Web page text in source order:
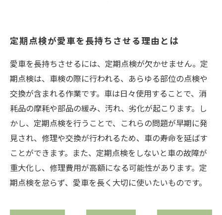
定期点検が愛車を長持ちさせる理由とは
愛車を長持ちさせるには、定期点検が欠かせません。定
期点検は、車検の際に行われる、あらゆる部位の点検や
交換が含まれる作業です。車は日々使用することで、消
耗品の摩耗や部品の緩み、汚れ、劣化が起こります。し
かし、定期点検を行うことで、これらの問題が早期に発
見され、修理や交換が行われるため、車の寿命を延ばす
ことができます。また、定期点検をしないと車の故障が
重大化し、修理費用が高額になる可能性があります。定
期点検を怠らず、愛車を長く大切に使いたいものです。